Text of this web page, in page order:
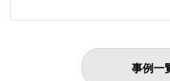
事例一